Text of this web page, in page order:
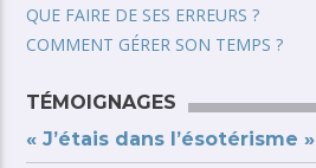
QUE FAIRE DE SES ERREURS ?
COMMENT GÉRER SON TEMPS ?
TÉMOIGNAGES
« J’étais dans l’ésotérisme »